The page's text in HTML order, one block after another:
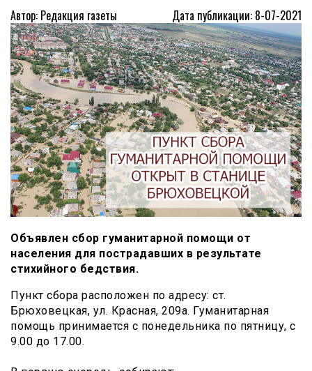
Автор: Редакция газеты Дата публикации: 8-07-2021
Объявлен сбор гуманитарной помощи от
населения для пострадавших в результате
стихийного бедствия.
Пункт сбора расположен по адресу: ст.
Брюховецкая, ул. Красная, 209а. Гуманитарная
помощь принимается с понедельника по пятницу, с
9.00 до 17.00.